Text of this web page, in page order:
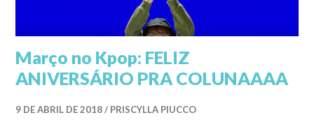
Março no Kpop: FELIZ
ANIVERSÁRIO PRA COLUNAAAA
9 DE ABRIL DE 2018 PRISCYLLA PIUCCO